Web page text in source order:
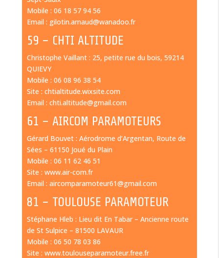
Mobile : 06 18 57 94 56
Email : gilotin.arnaud@wanadoo.fr
59 – CHTI ALTITUDE
Christophe Vaillant : 25, petite rue du bois, 59214
QUIEVY
Mobile : 06 08 96 38 54
Site : chtialtitude.wixsite.com
Email : chti.altitude@gmail.com
61 – AIRCOM PARAMOTEURS
Gérard Bouvet : Aérodrome d’Argentan, Route de
Sées – 61150 Joué du Plain
Mobile : 06 11 62 46 51
Site : www.air-com.fr
Email : aircomparamoteur61@gmail.com
81 – TOULOUSE PARAMOTEUR
Stéphane Hleb : Lieu dit En Tabar – Ancienne route
de St Sulpice – 81500 LAVAUR
Mobile : 06 50 78 03 86
Site : www.toulouseparamoteur.free.fr